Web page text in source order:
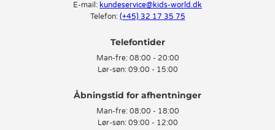
E-mail: kundeservice@kids-world.dk
Telefon: (+45) 32 17 35 75
Telefontider
Man-fre: 08:00 - 20:00
Lør-søn: 09:00 - 15:00
Man-fre: 08:00 - 18:00
Lør-søn: 09:00 - 12:00